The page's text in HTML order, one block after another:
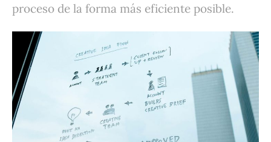
proceso de la forma más eficiente posible.